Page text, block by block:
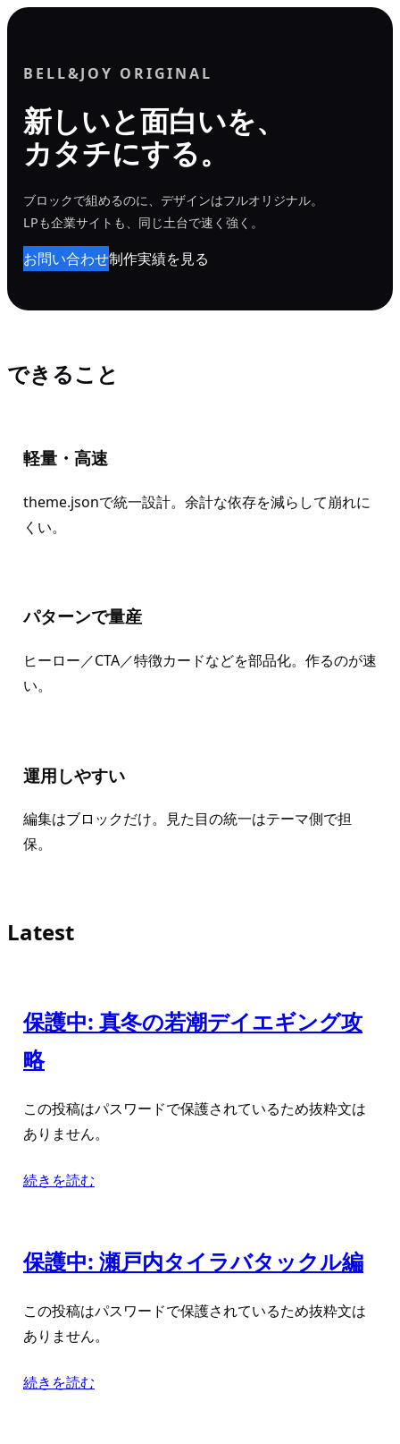
内
BELL&JOY ORIGINAL
新しいと面白いを、
カタチにする。
ブロックで組めるのに、デザインはフルオリジナル。
LPも企業サイトも、同じ土台で速く強く。
お問い合わせ制作実績を見る
できること
軽量・高速
theme.jsonで統一設計。余計な依存を減らして崩れに
くい。
パターンで量産
ヒーロー／CTA／特徴カードなどを部品化。作るのが速
い。
運用しやすい
編集はブロックだけ。見た目の統一はテーマ側で担
保。
Latest
保護中: 真冬の若潮デイエギング攻
略
この投稿はパスワードで保護されているため抜粋文は
ありません。
続きを読む
保護中: 瀬戸内タイラバタックル編
この投稿はパスワードで保護されているため抜粋文は
ありません。
続きを読む